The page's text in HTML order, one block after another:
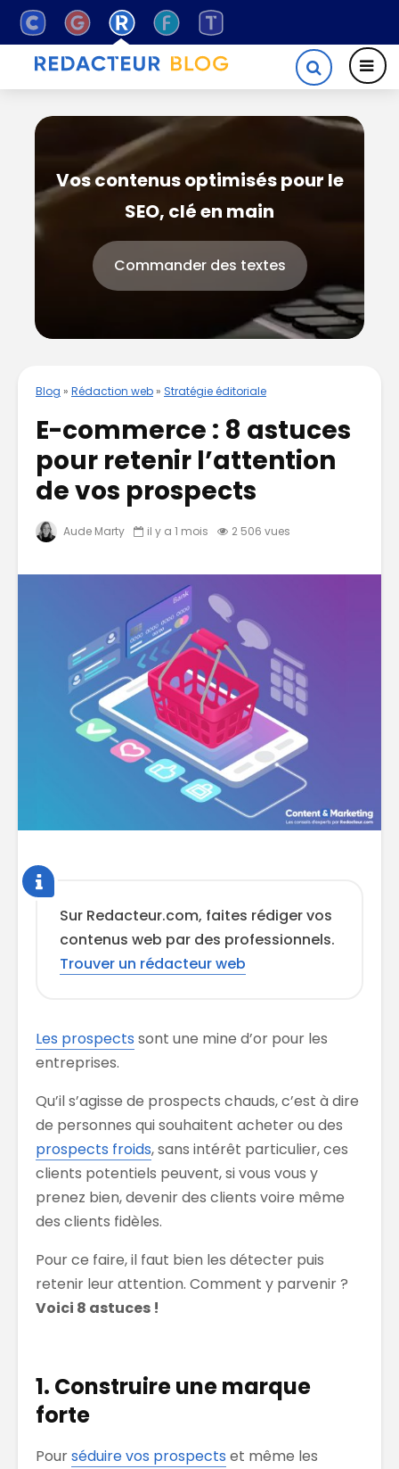
Vos contenus optimisés pour le
SEO, clé en main
Commander des textes
Blog » Rédaction web » Stratégie éditoriale
E-commerce : 8 astuces
pour retenir l’attention
de vos prospects
Aude Marty il y a 1 mois 2 506 vues
Sur Redacteur.com, faites rédiger vos
contenus web par des professionnels.
Trouver un rédacteur web
Les prospects sont une mine d’or pour les
entreprises.
Qu’il s’agisse de prospects chauds, c’est à dire
de personnes qui souhaitent acheter ou des
prospects froids, sans intérêt particulier, ces
clients potentiels peuvent, si vous vous y
prenez bien, devenir des clients voire même
des clients fidèles.
Pour ce faire, il faut bien les détecter puis
retenir leur attention. Comment y parvenir ?
Voici 8 astuces !
1. Construire une marque
forte
Pourséduire vos prospects et même les